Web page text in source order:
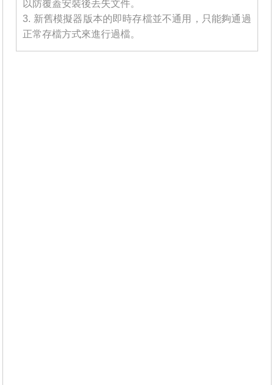
以防覆蓋安裝後丟失文件。
3. 新舊模擬器版本的即時存檔並不通用，只能夠通過
正常存檔方式來進行過檔。